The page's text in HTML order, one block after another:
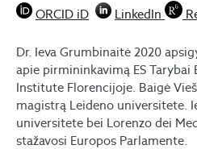
ORCID iD LinkedIn
Dr. Ieva Grumbinaitė 2020
apie pirmininkavimą ES
Institute Florencijoje. Baigė
magistrą Leideno universitete.
universitete bei Lorenzo dei
stažavosi Europos Parlamente.